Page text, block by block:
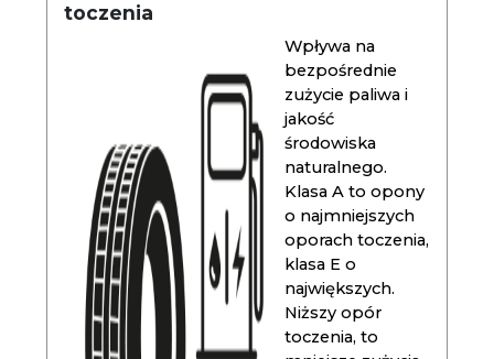
toczenia
Wpływa na
bezpośrednie
zużycie paliwa i
jakość
środowiska
naturalnego.
Klasa A to opony
o najmniejszych
oporach toczenia,
klasa E o
największych.
Niższy opór
toczenia, to